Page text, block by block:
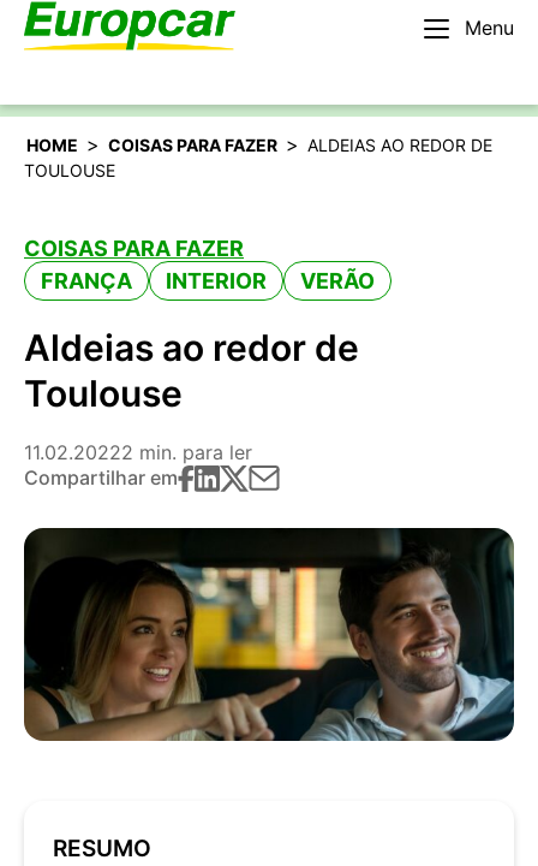
Menu
Português
HOME > COISAS PARA FAZER > ALDEIAS AO REDOR DE
TOULOUSE
COISAS PARA FAZER
FRANÇA
INTERIOR VERÃO
Aldeias ao redor de
Toulouse
11.02.20222 min. para ler
Compartilhar em
RESUMO